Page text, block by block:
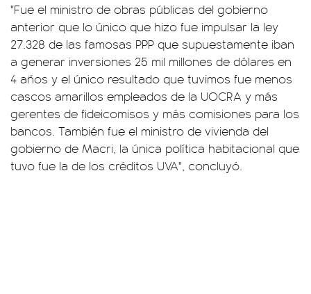
"Fue el ministro de obras públicas del gobierno
anterior que lo único que hizo fue impulsar la ley
27.328 de las famosas PPP que supuestamente iban
a generar inversiones 25 mil millones de dólares en
4 años y el único resultado que tuvimos fue menos
cascos amarillos empleados de la UOCRA y más
gerentes de fideicomisos y más comisiones para los
bancos. También fue el ministro de vivienda del
gobierno de Macri, la única política habitacional que
tuvo fue la de los créditos UVA", concluyó.